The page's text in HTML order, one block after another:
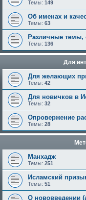
Темы: 149
Об именах и
Темы: 63
Различные темы,
Темы: 136
Для
Для желающих
Темы: 42
Для новичков в
Темы: 32
Опровержение
Темы: 28
Манхадж
Темы: 251
Исламский
Темы: 51
О нововведении